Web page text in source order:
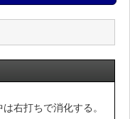
右打ちで消化する。